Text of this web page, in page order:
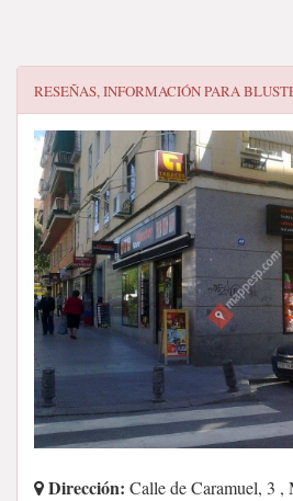
RESEÑAS, INFORMACIÓN PARA
Dirección: Calle de Caramuel, 3 ,